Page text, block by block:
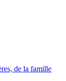
de la famille